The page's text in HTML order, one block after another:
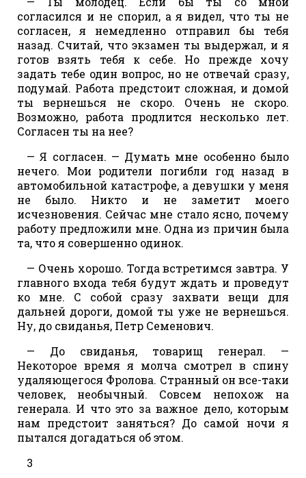
согласился и не спорил, а я видел, что ты не
согласен, я немедленно отправил бы тебя
назад. Считай, что экзамен ты выдержал, и я
готов взять тебя к себе. Но прежде хочу
задать тебе один вопрос, но не отвечай сразу,
подумай. Работа предстоит сложная, и домой
ты вернешься не скоро. Очень не скоро.
Возможно, работа продлится несколько лет.
Согласен ты на нее?
— Я согласен. — Думать мне особенно было
нечего. Мои родители погибли год назад в
автомобильной катастрофе, а девушки у меня
не было. Никто и не заметит моего
исчезновения. Сейчас мне стало ясно, почему
работу предложили мне. Одна из причин была
та, что я совершенно одинок.
— Очень хорошо. Тогда встретимся завтра. У
главного входа тебя будут ждать и проведут
ко мне. С собой сразу захвати вещи для
дальней дороги, домой ты уже не вернешься.
Ну, до свиданья, Петр Семенович.
— До свиданья, товарищ генерал. —
Некоторое время я молча смотрел в спину
удаляющегося Фролова. Странный он все-таки
человек, необычный. Совсем непохож на
генерала. И что это за важное дело, которым
нам предстоит заняться? До самой ночи я
пытался догадаться об этом.
3